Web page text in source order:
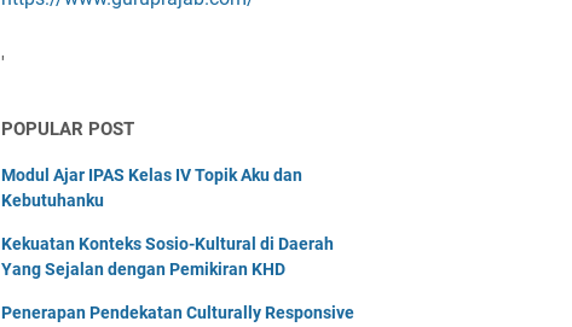
'
POPULAR POST
Modul Ajar IPAS Kelas IV Topik Aku dan
Kebutuhanku
Kekuatan Konteks Sosio-Kultural di Daerah
Yang Sejalan dengan Pemikiran KHD
Penerapan Pendekatan Culturally Responsive